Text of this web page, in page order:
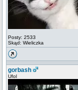
Posty: 2533
Skąd: Wieliczka
gorbash
Ufol